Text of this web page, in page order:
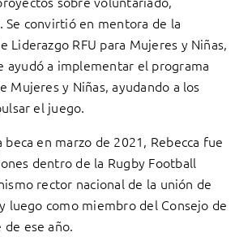
Se convirtió en mentora de la
Liderazgo RFU para Mujeres y Niñas,
ayudó a implementar el programa
Mujeres y Niñas, ayudando a los
el juego.
en marzo de 2021, Rebecca fue
dentro de la Rugby Football
rector nacional de la unión de
luego como miembro del Consejo de
de ese año.